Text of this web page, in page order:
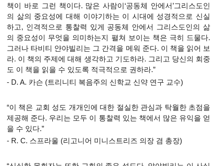
책이 바로 그런 책이다. 많은 사람이‘공동체 안에서’그리스도인
의 삶의 중요성에 대해 이야기하는 이 시대에 성경적으로 신실
하고, 인격적으로 통찰력 있게 공동체 안에서 그리스도인의 삶
의 중요성이 무엇을 의미하는지 펼쳐 보이는 책은 극히 드물다.
그러나 타비티 얀야빌리는 그 간격을 메워 준다. 이 책을 읽어 보
라. 이 책의 주제에 대해 생각하고 기도하라. 그리고 당신의 회중
도 이 책을 읽을 수 있도록 적극적으로 권하라.”
- D. A. 카슨 (트리니티 복음주의 신학교 신약 연구 교수)
“이 책은 교회 성도 개개인에 대한 절실한 관심과 탁월한 초점을
제공해 준다. 우리는 모두 이 통찰력 있는 책에서 많은 유익을 얻
을 수 있다.”
- R. C. 스프라울 (리고니어 미니스트리즈 의장 겸 총장)